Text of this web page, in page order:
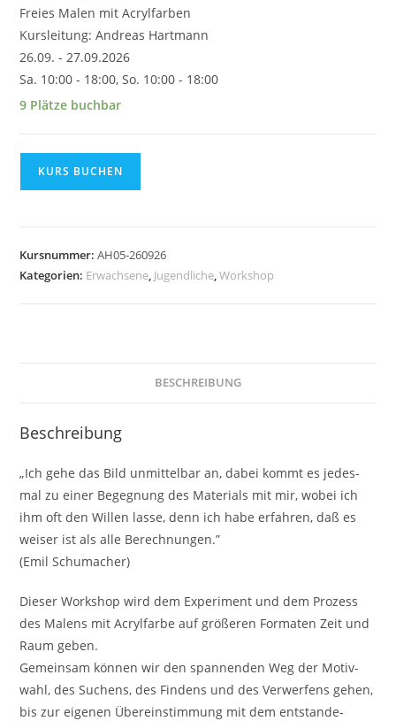
Freies Malen mit Acrylfarben
Kursleitung: Andreas Hartmann
26.09. - 27.09.2026
Sa. 10:00 - 18:00, So. 10:00 - 18:00
9 Plätze buchbar
Andreas
Hartmann
KURS BUCHEN
Kursnummer:AH05-260926
Kategorien: Erwachsene, Jugendliche,Workshop
BESCHREIBUNG
Beschreibung
„Ich gehe das Bild unmit­tel­bar an, dabei kommt es jedes­
mal zu einer Begeg­nung des Mate­ri­als mit mir, wobei ich
ihm oft den Willen lasse, denn ich habe erfah­ren, daß es
weiser ist als alle Berechnungen.”
(Emil Schumacher)
Dieser Work­shop wird dem Expe­ri­ment und dem Pro­zess
des Malens mit Acryl­far­be auf grö­ße­ren For­ma­ten Zeit und
Raum geben.
Gemein­sam können wir den span­nen­den Weg der Motiv­
wahl, des Suchens, des Fin­dens und des Ver­wer­fens gehen,
bis zur eige­nen Über­ein­stim­mung mit dem ent­stan­de­